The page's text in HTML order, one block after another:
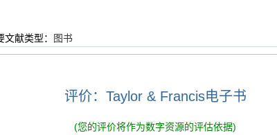
文献类型： 图书
评价：Taylor & Francis电子书
(您的评价将作为数字资源的评估依据)